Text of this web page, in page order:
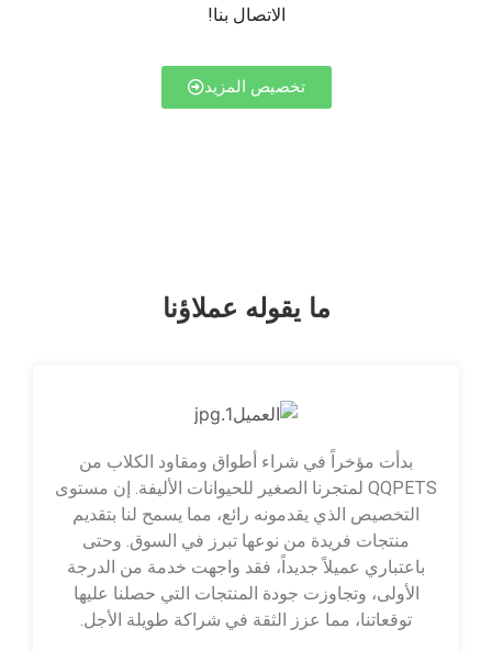
الاتصال بنا!
تخصيص المزيد
ما يقوله عملاؤنا
بدأت مؤخراً في شراء أطواق ومقاود الكلاب من
QQPETS لمتجرنا الصغير للحيوانات الأليفة. إن مستوى
التخصيص الذي يقدمونه رائع، مما يسمح لنا بتقديم
منتجات فريدة من نوعها تبرز في السوق. وحتى
باعتباري عميلاً جديداً، فقد واجهت خدمة من الدرجة
الأولى، وتجاوزت جودة المنتجات التي حصلنا عليها
توقعاتنا، مما عزز الثقة في شراكة طويلة الأجل.